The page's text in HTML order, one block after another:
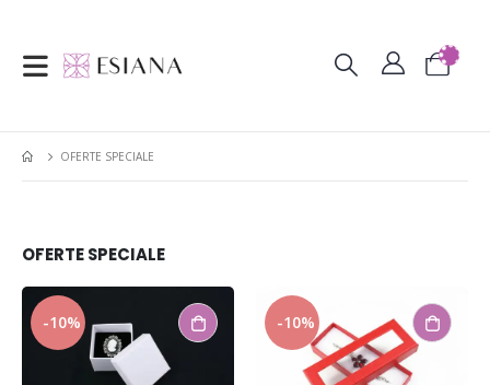
OFERTE SPECIALE
OFERTE SPECIALE
-10% -10%